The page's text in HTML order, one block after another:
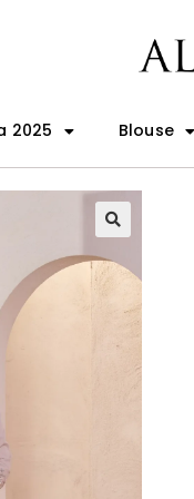
2025 Blouse